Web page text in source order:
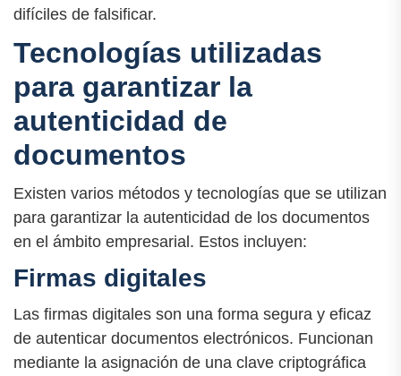
difíciles de falsificar.
Tecnologías utilizadas
para garantizar la
autenticidad de
documentos
Existen varios métodos y tecnologías que se utilizan
para garantizar la autenticidad de los documentos
en el ámbito empresarial. Estos incluyen:
Firmas digitales
Las firmas digitales son una forma segura y eficaz
de autenticar documentos electrónicos. Funcionan
mediante la asignación de una clave criptográfica